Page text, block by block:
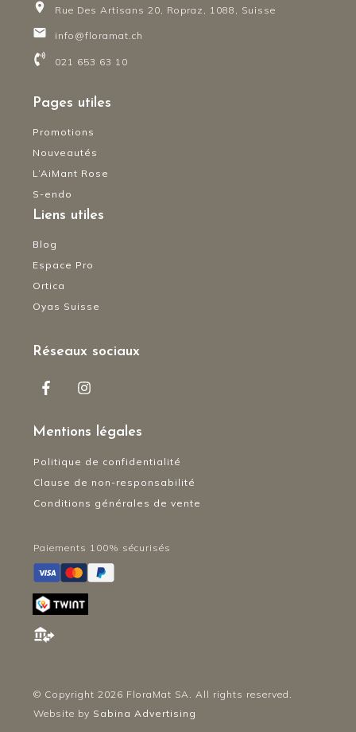
Rue Des Artisans 20, Ropraz, 1088, Suisse
info@floramat.ch
021 653 63 10
Pages utiles
Promotions
Nouveautés
L’AiMant Rose
S-endo
Liens utiles
Blog
Espace Pro
Ortica
Oyas Suisse
Réseaux sociaux
Mentions légales
Politique de confidentialité
Clause de non-responsabilité
Conditions générales de vente
Paiements 100% sécurisés
© Copyright 2026 FloraMat SA. All rights reserved.
Website by Sabina Advertising